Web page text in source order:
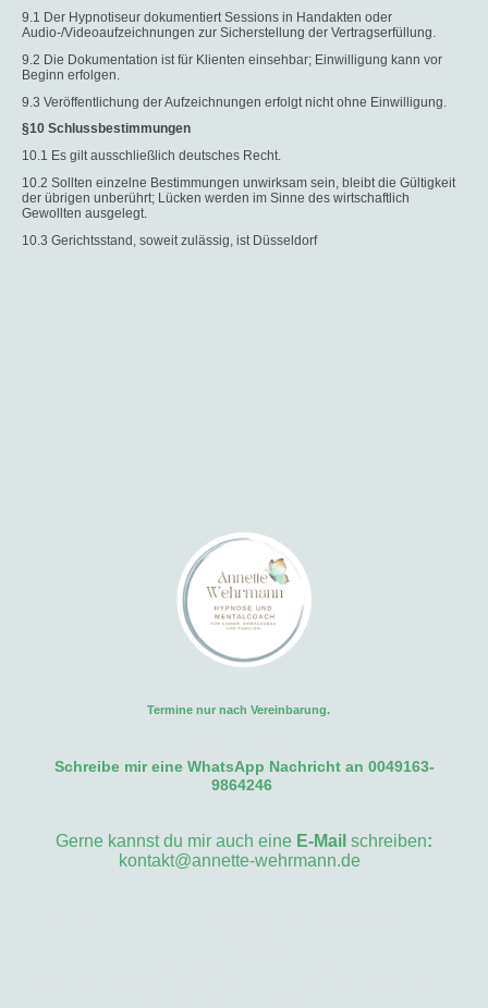
9.1 Der Hypnotiseur dokumentiert Sessions in Handakten oder
Audio-/Videoaufzeichnungen zur Sicherstellung der Vertragserfüllung.
9.2 Die Dokumentation ist für Klienten einsehbar; Einwilligung kann vor
Beginn erfolgen.
9.3 Veröffentlichung der Aufzeichnungen erfolgt nicht ohne Einwilligung.
§10 Schlussbestimmungen
10.1 Es gilt ausschließlich deutsches Recht.
10.2 Sollten einzelne Bestimmungen unwirksam sein, bleibt die Gültigkeit
der übrigen unberührt; Lücken werden im Sinne des wirtschaftlich
Gewollten ausgelegt.
10.3 Gerichtsstand, soweit zulässig, ist Düsseldorf
Termine nur nach Vereinbarung.
Schreibe mir eine WhatsApp Nachricht an 0049163-
9864246
Gerne kannst du mir auch eine E-Mail schreiben:
kontakt@annette-wehrmann.de